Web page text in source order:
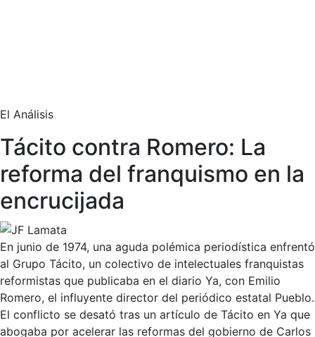
El Análisis
Tácito contra Romero: La
reforma del franquismo en la
encrucijada
En junio de 1974, una aguda polémica periodística enfrentó
al Grupo Tácito, un colectivo de intelectuales franquistas
reformistas que publicaba en el diario Ya, con Emilio
Romero, el influyente director del periódico estatal Pueblo.
El conflicto se desató tras un artículo de Tácito en Ya que
abogaba por acelerar las reformas del gobierno de Carlos